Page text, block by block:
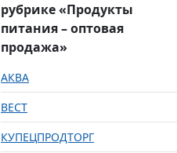
рубрике «Продукты
питания – оптовая
продажа»
АКВА
ВЕСТ
КУПЕЦПРОДТОРГ